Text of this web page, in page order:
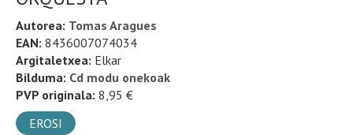
Autorea: Tomas Aragues
EAN: 8436007074034
Argitaletxea: Elkar
Bilduma: Cd modu onekoak
PVP originala: 8,95 €
EROSI